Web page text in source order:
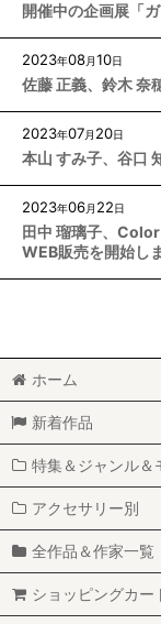
開催中の企画展「
2023年08月10日
佐藤 正義、鈴木 奈
2023年07月 20日
本山 すみ子、谷口
2023年06月 22日
田中 瑠璃子、
WEB販売を開始し
ホーム
新着作品
特集＆ジャンル＆
アクセサリー別
全作品＆作家一覧
ショッピングカー